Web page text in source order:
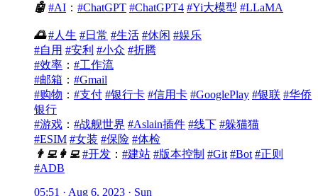
🤖 #AI ： #ChatGPT #ChatGPT4 #Yi大模型 #LLaMA
🌅 #人生 #日常 #生活 #休闲 #娱乐
#自用 #安利 #小众 #折腾
#效率 ： #工作流
#邮箱 ： #Gmail
#购物 ： #支付 #银行卡 #信用卡 #GooglePlay #银联 #华侨
银行
#游戏 ： #战舰世界 #Aslain插件 #线下 #躲猫猫
#ESIM #女装 #保险 #体检
👨‍💻👩‍💻 #开发 ： #建站 #版本控制 #Git #Bot #正则
#ADB
05:51 · Aug 6, 2023 · Sun